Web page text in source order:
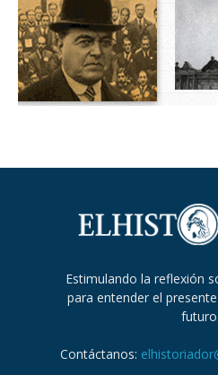
Estimulando la reflexión
para entender el
futuro.
Contáctanos: